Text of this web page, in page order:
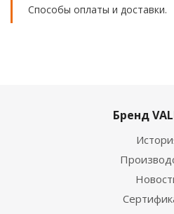
Способы оплаты и доставки.
Бренд